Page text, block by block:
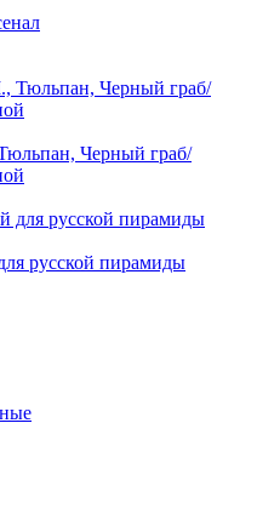
Черный граб/
русской пирамиды